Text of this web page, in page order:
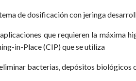
de dosificación con jeringa
que requieren la máxima
in-Place (CIP) que se utiliza
bacterias, depósitos biológicos